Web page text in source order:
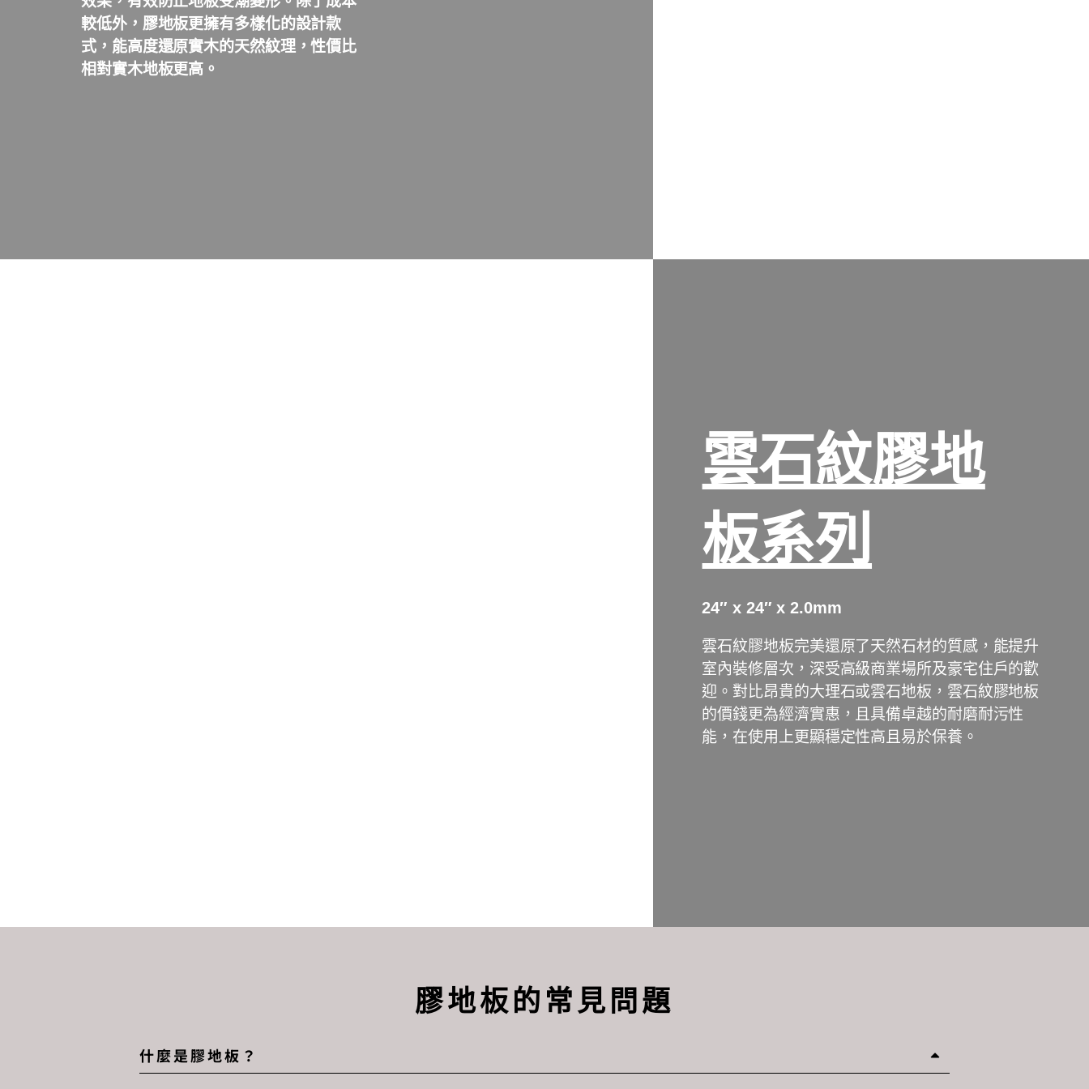
較低外，膠地板更擁有多樣化的設計款
式，能高度還原實木的天然紋理，性價比
相對實木地板更高。
雲石紋膠地
板系列
24″ x 24″ x 2.0mm
雲石紋膠地板完美還原了天然石材的質感，能提升
室內裝修層次，深受高級商業場所及豪宅住戶的歡
迎。對比昂貴的大理石或雲石地板，雲石紋膠地板
的價錢更為經濟實惠，且具備卓越的耐磨耐污性
能，在使用上更顯穩定性高且易於保養。
膠地板的常見問題
什麼是膠地板？